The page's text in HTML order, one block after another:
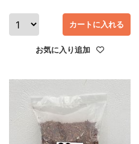
カートに入れる
お気に入り追加